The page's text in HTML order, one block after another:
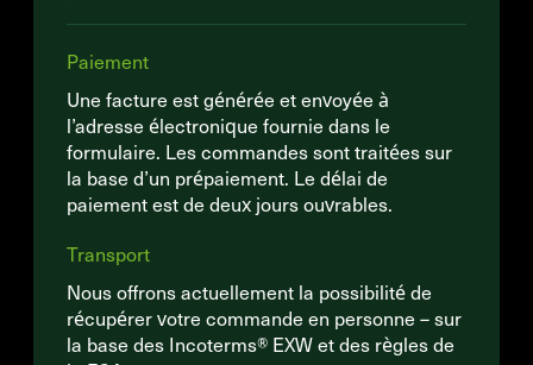
Paiement
Une facture est générée et envoyée à
l’adresse électronique fournie dans le
formulaire. Les commandes sont traitées sur
la base d’un prépaiement. Le délai de
paiement est de deux jours ouvrables.
Transport
Nous offrons actuellement la possibilité de
récupérer votre commande en personne – sur
la base des Incoterms® EXW et des règles de